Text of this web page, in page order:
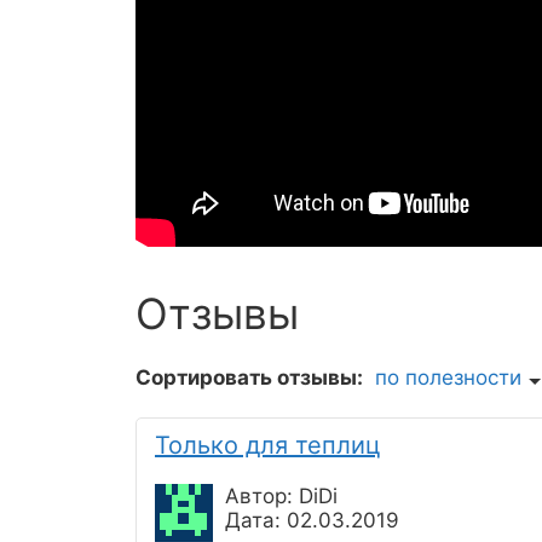
Отзывы
Сортировать отзывы: по полезности
Только для теплиц
Автор: DiDi
Дата: 02.03.2019